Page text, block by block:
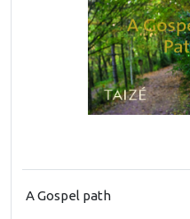
A Gospel path